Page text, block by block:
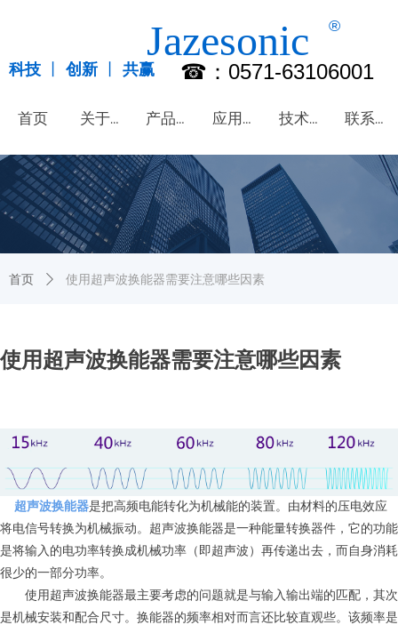
首页
首页
关于嘉泽
关于嘉泽
产品中心
产品中心
应用领域
应用领域
技术支持 联系我们
Jazesonic ®
☎：0571-63106001
科技 创新 共赢
使用超声波换能器需要注意哪些因素
超声波换能器是把高频电能转化为机械能的装置。由材料的压电效应
将电信号转换为机械振动。超声波换能器是一种能量转换器件，它的功能
是将输入的电功率转换成机械功率（即超声波）再传递出去，而自身消耗
很少的一部分功率。
使用超声波换能器最主要考虑的问题就是与输入输出端的匹配，其次
是机械安装和配合尺寸。换能器的频率相对而言还比较直观些。该频率是
首页 ꄲ 使用超声波换能器需要注意哪些因素